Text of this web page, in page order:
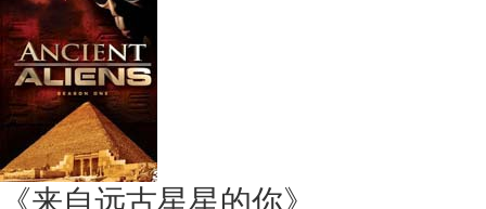
《来自远古星星的你》